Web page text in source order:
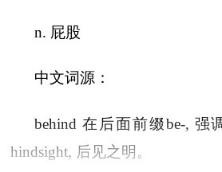
n. 屁股
中文词源：
behind 在后面前缀be-, 强
hindsight, 后见之明。